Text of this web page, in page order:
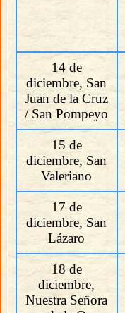
14 de
diciembre, San
Juan de la Cruz
/ San Pompeyo
15 de
diciembre, San
Valeriano
17 de
diciembre, San
Lázaro
18 de
diciembre,
Nuestra Señora